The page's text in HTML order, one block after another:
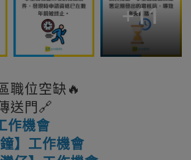
+11
職位空缺🔥
送門🔗
作機會
】工作機會